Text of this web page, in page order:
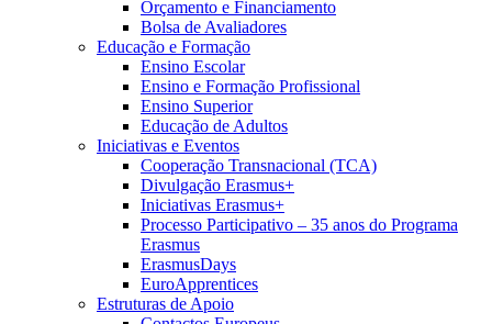
Orçamento e Financiamento
Bolsa de Avaliadores
Educação e Formação
Ensino Escolar
Ensino e Formação Profissional
Ensino Superior
Educação de Adultos
Iniciativas e Eventos
Cooperação Transnacional (TCA)
Divulgação Erasmus+
Iniciativas Erasmus+
Processo Participativo – 35 anos do Programa
Erasmus
ErasmusDays
EuroApprentices
Estruturas de Apoio